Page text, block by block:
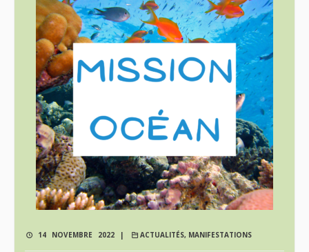
14 NOVEMBRE 2022 | ACTUALITÉS, MANIFESTATIONS